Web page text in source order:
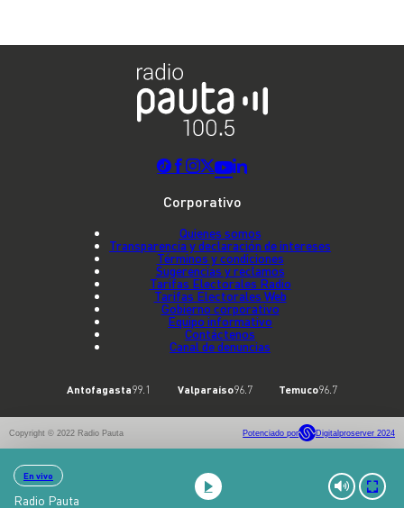
En vivo
Radio Pauta
Corporativo
Quienes somos
Transparencia y declaración de intereses
Términos y condiciones
Sugerencias y reclamos
Tarifas Electorales Radio
Tarifas Electorales Web
Gobierno corporativo
Equipo informativo
Contáctenos
Canal de denuncias
Antofagasta99.1 Valparaíso96.7 Temuco96.7
Copyright © 2022 Radio Pauta Potenciado por Digitalproserver 2024